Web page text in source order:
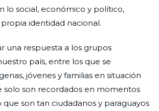
lo social, económico y político,
identidad nacional.
una respuesta a los grupos
país, entre los que se
jóvenes y familias en situación
solo son recordados en momentos
son tan ciudadanos y paraguayos